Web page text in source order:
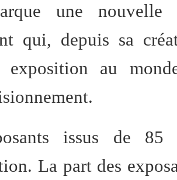
une nouvelle
qui, depuis sa
exposition au
issus de
La part des